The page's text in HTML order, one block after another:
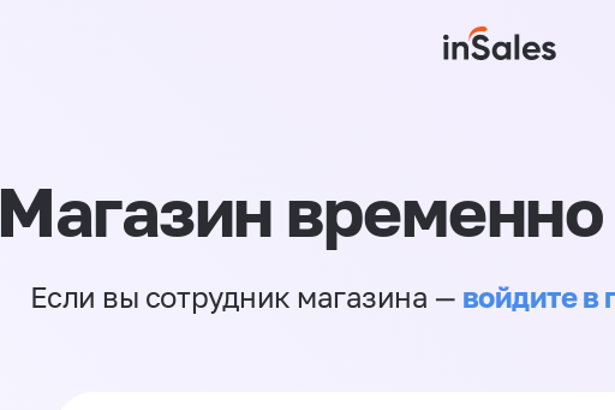
Магазин временно
Если вы сотрудник магазина — войдите в